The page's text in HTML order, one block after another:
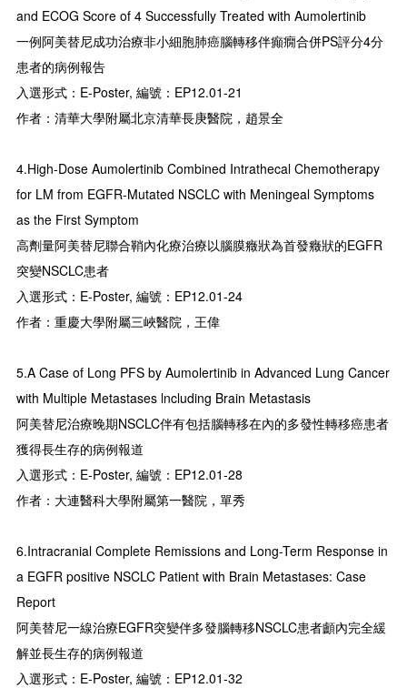
and ECOG Score of 4 Successfully Treated with Aumolertinib
一例阿美替尼成功治療非小細胞肺癌腦轉移伴癲癇合併PS評分4分
患者的病例報告
入選形式：E-Poster, 編號：EP12.01-21
作者：清華大學附屬北京清華長庚醫院，趙景全
4.High-Dose Aumolertinib Combined Intrathecal Chemotherapy
for LM from EGFR-Mutated NSCLC with Meningeal Symptoms
as the First Symptom
高劑量阿美替尼聯合鞘內化療治療以腦膜癥狀為首發癥狀的EGFR
突變NSCLC患者
入選形式：E-Poster, 編號：EP12.01-24
作者：重慶大學附屬三峽醫院，王偉
5.A Case of Long PFS by Aumolertinib in Advanced Lung Cancer
with Multiple Metastases lncluding Brain Metastasis
阿美替尼治療晚期NSCLC伴有包括腦轉移在內的多發性轉移癌患者
獲得長生存的病例報道
入選形式：E-Poster, 編號：EP12.01-28
作者：大連醫科大學附屬第一醫院，單秀
6.Intracranial Complete Remissions and Long-Term Response in
a EGFR positive NSCLC Patient with Brain Metastases: Case
Report
阿美替尼一線治療EGFR突變伴多發腦轉移NSCLC患者顱內完全緩
解並長生存的病例報道
入選形式：E-Poster, 編號：EP12.01-32